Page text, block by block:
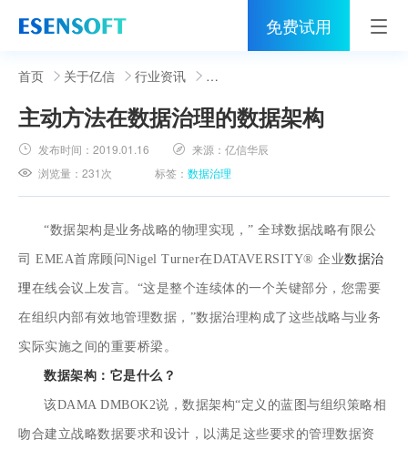
免费试用
首页
睿治
解决方案
伙伴
社区
关于亿信
400-0011-866
首页 关于亿信 行业资讯
主动方法在数据治理的数据架构
发布时间：2019.01.16 来源：亿信华辰
浏览量：231次 标签：数据治理
“数据架构是业务战略的物理实现，”全球数据战略有限公
司 EMEA首席顾问Nigel Turner在DATAVERSITY®企业数据治
理在线会议上发言。“这是整个连续体的一个关键部分，您需要
在组织内部有效地管理数据，”数据治理构成了这些战略与业务
实际实施之间的重要桥梁。
数据架构：它是什么？
该DAMA DMBOK2说，数据架构“定义的蓝图与组织策略相
吻合建立战略数据要求和设计，以满足这些要求的管理数据资